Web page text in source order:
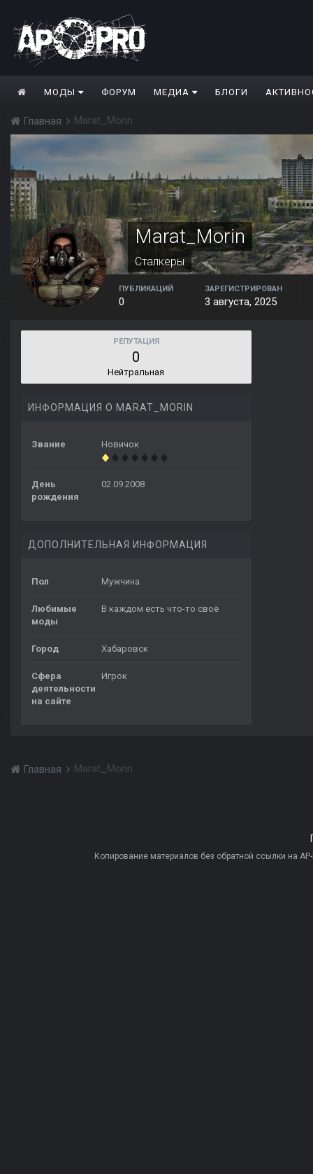
МОДЫ ФОРУМ МЕДИА БЛОГИ
Главная Marat_Morin
Marat_Morin
Сталкеры
ПУБЛИКАЦИЙ
0
ЗАРЕГИСТРИРОВАН
3 августа, 2025
РЕПУТАЦИЯ
0
Нейтральная
ИНФОРМАЦИЯ О MARAT_MORIN
Звание Новичок
День
рождения
02.09.2008
ДОПОЛНИТЕЛЬНАЯ ИНФОРМАЦИЯ
Пол Мужчина
Любимые
моды
В каждом есть что-то своё
Город Хабаровск
Сфера
деятельности
на сайте
Игрок
Главная Marat_Morin
Копирование материалов без обратной ссылки на